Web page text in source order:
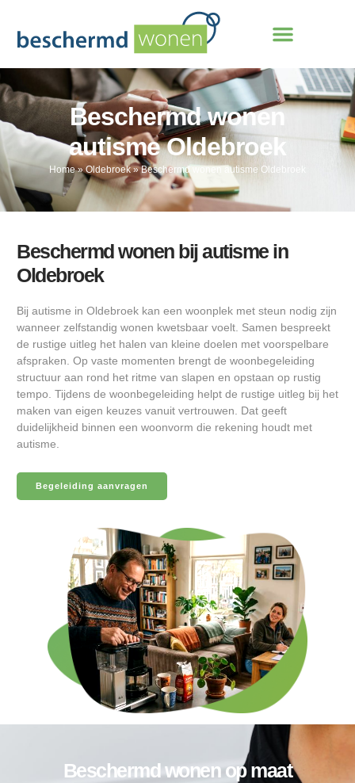
Beschermd wonen
autisme Oldebroek
Home»Oldebroek»Beschermd wonen autisme Oldebroek
Beschermd wonen bij autisme in
Oldebroek
Bij autisme in Oldebroek kan een woonplek met steun nodig zijn
wanneer zelfstandig wonen kwetsbaar voelt. Samen bespreekt
de rustige uitleg het halen van kleine doelen met voorspelbare
afspraken. Op vaste momenten brengt de woonbegeleiding
structuur aan rond het ritme van slapen en opstaan op rustig
tempo. Tijdens de woonbegeleiding helpt de rustige uitleg bij het
maken van eigen keuzes vanuit vertrouwen. Dat geeft
duidelijkheid binnen een woonvorm die rekening houdt met
autisme.
Begeleiding aanvragen
Beschermd wonen op maat